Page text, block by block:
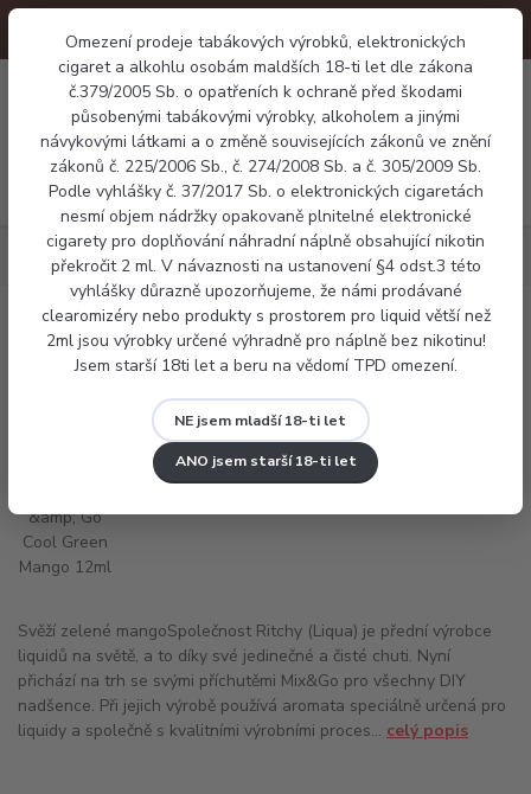
Omezení prodeje tabákových výrobků, elektronických
cigaret a alkohlu osobám maldších 18-ti let dle zákona
č.379/2005 Sb. o opatřeních k ochraně před škodami
působenými tabákovými výrobky, alkoholem a jinými
návykovými látkami a o změně souvisejících zákonů ve znění
zákonů č. 225/2006 Sb., č. 274/2008 Sb. a č. 305/2009 Sb.
Podle vyhlášky č. 37/2017 Sb. o elektronických cigaretách
nesmí objem nádržky opakovaně plnitelné elektronické
cigarety pro doplňování náhradní náplně obsahující nikotin
překročit 2 ml. V návaznosti na ustanovení §4 odst.3 této
vyhlášky důrazně upozorňujeme, že námi prodávané
clearomizéry nebo produkty s prostorem pro liquid větší než
2ml jsou výrobky určené výhradně pro náplně bez nikotinu!
Jsem starší 18ti let a beru na vědomí TPD omezení.
NE jsem mladší 18-ti let
ANO jsem starší 18-ti let
Menu
0 Kč
Náplně Mix & Go Cool Green Mango 12ml
Mix & Go Cool Green Mango 12ml
Svěží zelené mangoSpolečnost Ritchy (Liqua) je přední výrobce
liquidů na světě, a to díky své jedinečné a čisté chuti. Nyní
přichází na trh se svými příchutěmi Mix&Go pro všechny DIY
nadšence. Při jejich výrobě používá aromata speciálně určená pro
liquidy a společně s kvalitními výrobními proces... celý popis